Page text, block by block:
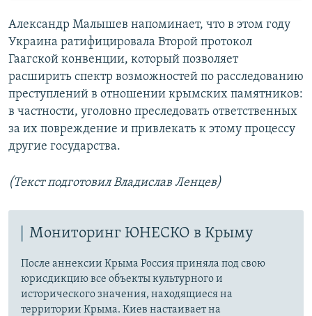
Александр Малышев напоминает, что в этом году
Украина ратифицировала Второй протокол
Гаагской конвенции, который позволяет
расширить спектр возможностей по расследованию
преступлений в отношении крымских памятников:
в частности, уголовно преследовать ответственных
за их повреждение и привлекать к этому процессу
другие государства.
(Текст подготовил Владислав Ленцев)
Мониторинг ЮНЕСКО в Крыму
После аннексии Крыма Россия приняла под свою
юрисдикцию все объекты культурного и
исторического значения, находящиеся на
территории Крыма. Киев настаивает на